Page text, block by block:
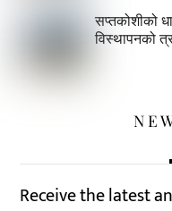
सप्तकोशीको
विस्थापनको
Receive the latest